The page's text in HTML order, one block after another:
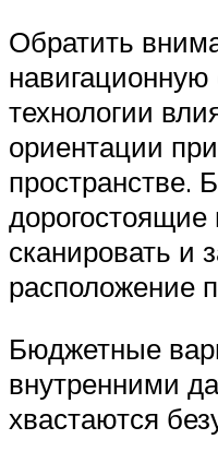
Обратить
технологии
ориентации
пространстве.
сканировать и
расположение
Бюджетные
внутренними
хвастаются